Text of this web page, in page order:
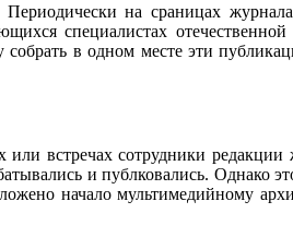
на сраницах
специалистах
собрать в одном месте эти
встречах сотрудники редакции
и публковались. Однако
начало мультимедийному